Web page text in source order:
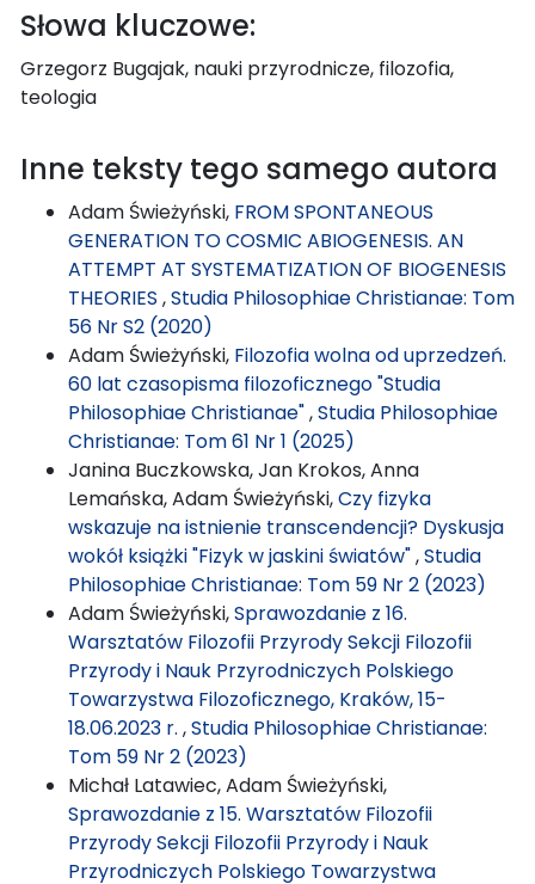
Słowa kluczowe:
Grzegorz Bugajak, nauki przyrodnicze, filozofia,
teologia
Inne teksty tego samego autora
Adam Świeżyński, FROM SPONTANEOUS
GENERATION TO COSMIC ABIOGENESIS. AN
ATTEMPT AT SYSTEMATIZATION OF BIOGENESIS
THEORIES ,Studia Philosophiae Christianae: Tom
56 Nr S2 (2020)
Adam Świeżyński, Filozofia wolna od uprzedzeń.
60 lat czasopisma filozoficznego "Studia
Philosophiae Christianae",Studia Philosophiae
Christianae: Tom 61 Nr 1 (2025)
Janina Buczkowska, Jan Krokos, Anna
Lemańska, Adam Świeżyński,Czy fizyka
wskazuje na istnienie transcendencji? Dyskusja
wokół książki "Fizyk w jaskini światów",Studia
Philosophiae Christianae: Tom 59 Nr 2 (2023)
Adam Świeżyński,Sprawozdanie z 16.
Warsztatów Filozofii Przyrody Sekcji Filozofii
Przyrody i Nauk Przyrodniczych Polskiego
Towarzystwa Filozoficznego, Kraków, 15-
18.06.2023 r. ,Studia Philosophiae Christianae:
Tom 59 Nr 2 (2023)
Michał Latawiec, Adam Świeżyński,
Sprawozdanie z 15. Warsztatów Filozofii
Przyrody Sekcji Filozofii Przyrody i Nauk
Przyrodniczych Polskiego Towarzystwa